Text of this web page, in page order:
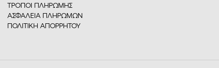
ΤΡΟΠΟΙ ΠΛΗΡΩΜΗΣ
ΑΣΦΑΛΕΙΑ ΠΛΗΡΩΜΩΝ
ΠΟΛΙΤΙΚΗ ΑΠΟΡΡΗΤΟΥ